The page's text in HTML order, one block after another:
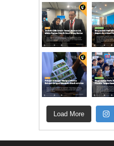
Load More